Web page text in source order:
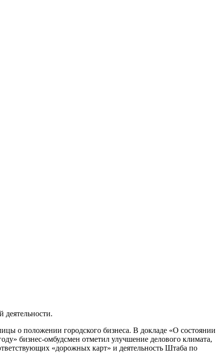
деятельности.
о положении городского бизнеса. В докладе «О состоянии
бизнес-омбудсмен отметил улучшение делового климата,
«дорожных карт» и деятельность Штаба по